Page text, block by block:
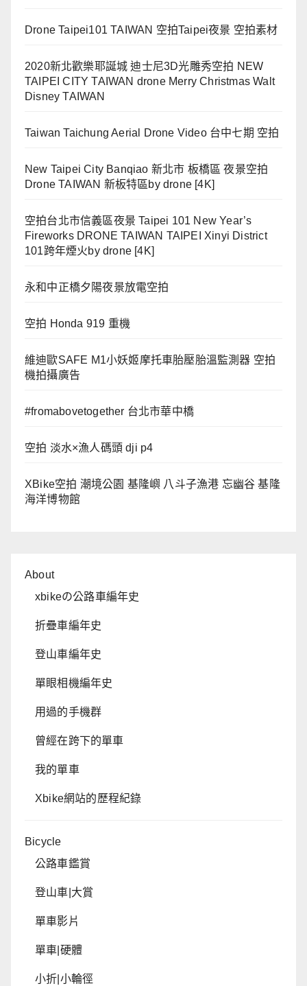
Drone Taipei101 TAIWAN 空拍Taipei夜景 空拍素材
2020新北歡樂耶誕城 迪士尼3D光雕秀空拍 NEW
TAIPEI CITY TAIWAN drone Merry Christmas Walt
Disney TAIWAN
Taiwan Taichung Aerial Drone Video 台中七期 空拍
New Taipei City Banqiao 新北市 板橋區 夜景空拍
Drone TAIWAN 新板特區by drone [4K]
空拍台北市信義區夜景 Taipei 101 New Year’s
Fireworks DRONE TAIWAN TAIPEI Xinyi District
101跨年煙火by drone [4K]
永和中正橋夕陽夜景放電空拍
空拍 Honda 919 重機
維迪歐SAFE M1小妖姬摩托車胎壓胎溫監測器 空拍
機拍攝廣告
#fromabovetogether 台北市華中橋
空拍 淡水×漁人碼頭 dji p4
XBike空拍 潮境公園 基隆嶼 八斗子漁港 忘幽谷 基隆
海洋博物館
About
xbikeの公路車編年史
折疊車編年史
登山車編年史
單眼相機編年史
用過的手機群
曾經在跨下的單車
我的單車
Xbike網站的歷程紀錄
Bicycle
公路車鑑賞
登山車|大賞
單車影片
單車|硬體
小折|小輪徑